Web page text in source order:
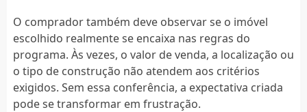
O comprador também deve observar se o imóvel
escolhido realmente se encaixa nas regras do
programa. Às vezes, o valor de venda, a localização ou
o tipo de construção não atendem aos critérios
exigidos. Sem essa conferência, a expectativa criada
pode se transformar em frustração.